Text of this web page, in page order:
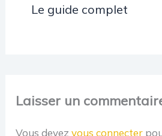
Le guide complet
Laisser un
Vous devezvous connecter